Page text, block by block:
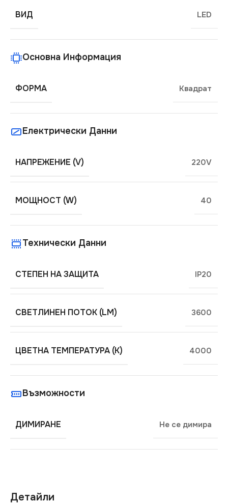
Детайли
ВИД LED
Основна Информация
ФОРМА Квадрат
Електрически Данни
НАПРЕЖЕНИЕ (V) 220V
МОЩНОСТ (W) 40
Технически Данни
СТЕПЕН НА ЗАЩИТА IP20
СВЕТЛИНЕН ПОТОК (LM) 3600
ЦВЕТНА ТЕМПЕРАТУРА (K) 4000
Възможности
ДИМИРАНЕ Не се димира